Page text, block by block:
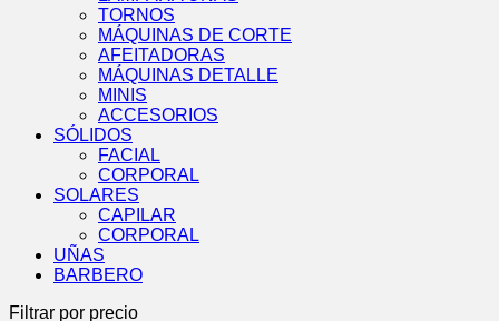
TORNOS
MÁQUINAS DE CORTE
AFEITADORAS
MÁQUINAS DETALLE
MINIS
ACCESORIOS
SÓLIDOS
FACIAL
CORPORAL
SOLARES
CAPILAR
CORPORAL
UÑAS
BARBERO
Filtrar por precio